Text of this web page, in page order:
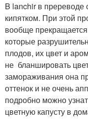
B lanchir в пререводе
кипятком. При этой
вообще
которые
плодов, их цвет и
не бланшировать
замораживания она
оттенок и не очень
подробно можно
цветную капусту в